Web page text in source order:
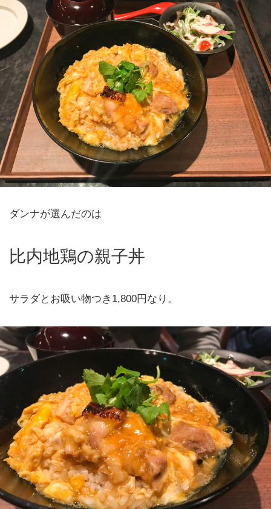
ダンナが選んだのは
比内地鶏の親子丼
サラダとお吸い物つき1,800円なり。